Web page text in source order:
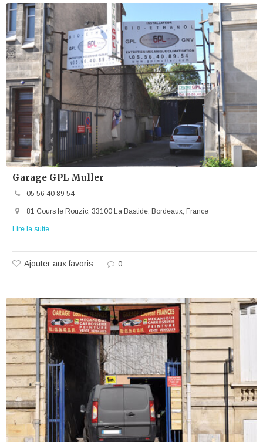
Garage GPL Muller
05 56 40 89 54
81 Cours le Rouzic, 33100 La Bastide, Bordeaux, France
Lire la suite
Ajouter aux favoris 0